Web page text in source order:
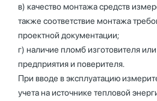
в) качество монтажа средств
также соответствие монтажа
проектной документации;
г) наличие пломб изготовителя
предприятия и поверителя.
При вводе в эксплуатацию
учета на источнике тепловой